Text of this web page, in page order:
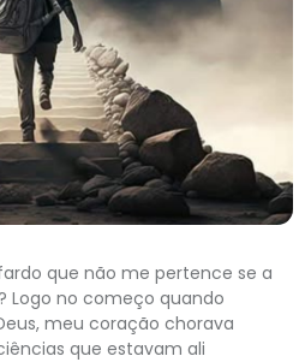
que não me pertence se a
Logo no começo quando
meu coração chorava
que estavam ali